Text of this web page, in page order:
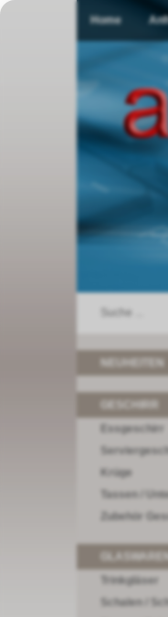
Home
Essgeschirr
Krüge
Tassen /
Zubehör
Trinkgläser
Schalen /